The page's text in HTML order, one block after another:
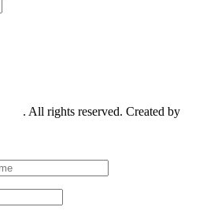
. All rights reserved. Created by